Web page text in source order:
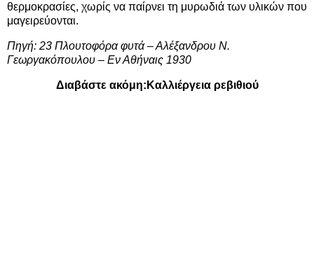
θερμοκρασίες, χωρίς να παίρνει τη μυρωδιά των υλικών που
μαγειρεύονται.
Πηγή: 23 Πλουτοφόρα φυτά – Αλέξανδρου Ν.
Γεωργακόπουλου – Εν Αθήναις 1930
Διαβάστε ακόμη: Καλλιέργεια ρεβιθιού